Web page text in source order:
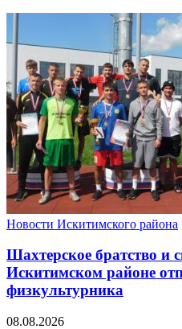
Новости Искитимского района
Шахтерское братство и
Искитимском районе
физкультурника
08.08.2026